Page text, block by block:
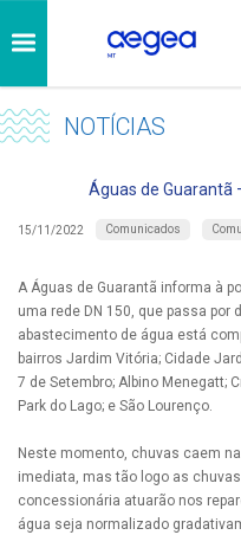
NOTÍCIAS
Águas de Guarantã
15/11/2022 Comunicados
A Águas de Guarantã informa à
uma rede DN 150, que passa por
abastecimento de água está
bairros Jardim Vitória; Cidade
7 de Setembro; Albino Menegatt;
Park do Lago; e São Lourenço.
Neste momento, chuvas caem
imediata, mas tão logo as
concessionária atuarão nos
água seja normalizado